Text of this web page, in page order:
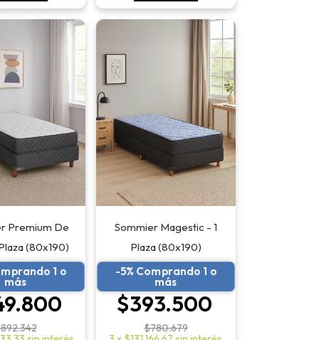
Premium De
(80x190)
1 o
más
Sommier Magestic - 1
Plaza (80x190)
-5% Comprando 1 o
más
$393.500
$780.679